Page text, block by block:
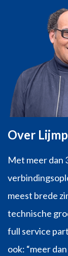
Over
Met meer dan
meest brede
technische
full service
ook: “meer dan